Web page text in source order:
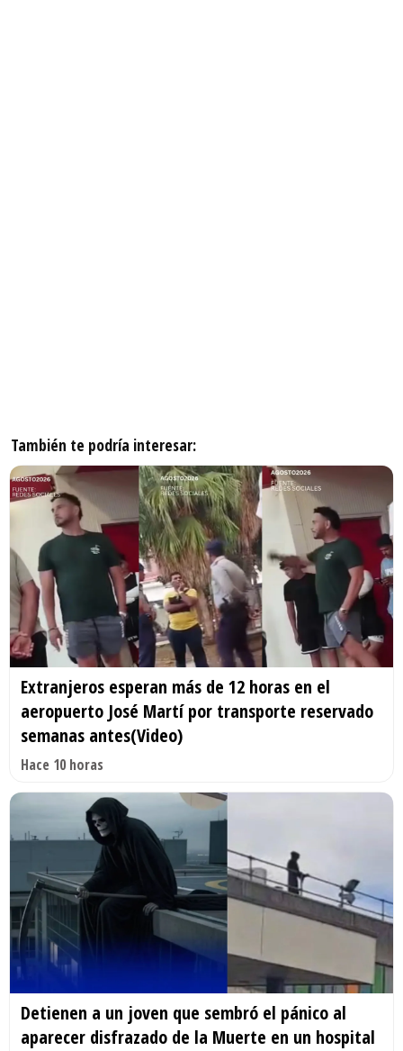
También te podría interesar:
Extranjeros esperan más de 12 horas en el
aeropuerto José Martí por transporte reservado
semanas antes(Video)
Hace 10 horas
Detienen a un joven que sembró el pánico al
aparecer disfrazado de la Muerte en un hospital